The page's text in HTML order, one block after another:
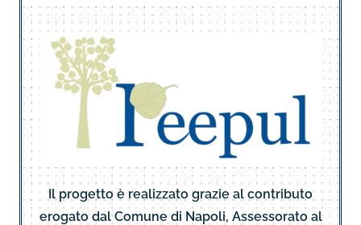
Il progetto è realizzato grazie al contributo
erogato dal Comune di Napoli, Assessorato al